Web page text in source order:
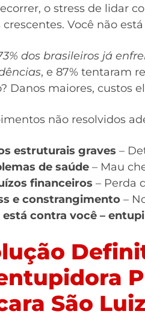
o stress de lidar
crescentes. Você não
dos brasileiros já
, e 87% tentaram
Danos maiores, custos
não resolvidos
estruturais graves –
de saúde – Mau
financeiros – Perda
e constrangimento –
contra você –
São